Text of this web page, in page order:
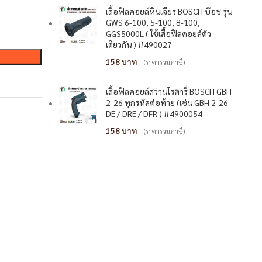
เสื้อฟิลคอยล์หินเจียร BOSCH บ๊อช รุ่น
GWS 6-100, 5-100, 8-100,
GGS5000L ( ใช้เสื้อฟิลคอยล์ตัว
เดียวกัน ) #490027
158
(ราคารวมภาษี)
เสื้อฟิลคอยล์สว่านโรตารี่ BOSCH GBH
2-26 ทุกรหัสต่อท้าย (เช่น GBH 2-26
DE / DRE / DFR ) #4900054
158
(ราคารวมภาษี)